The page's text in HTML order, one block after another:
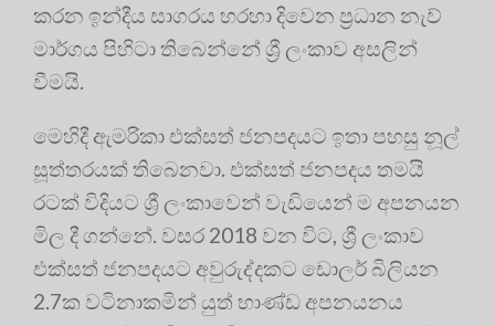
කරන ඉන්දීය සාගරය හරහා දිවෙන ප්‍රධාන නැව්
මාර්ගය පිහිටා තිබෙන්නේ ශ්‍රී ලංකාව අසලින්
වීමයි.
මෙහිදී ඇමරිකා එක්සත් ජනපදයට ඉතා පහසු නූල්
සූත්තරයක් තිබෙනවා. එක්සත් ජනපදය තමයි
රටක් විදියට ශ්‍රී ලංකාවෙන් වැඩියෙන් ම අපනයන
මිල දී ගන්නේ. වසර 2018 වන විට, ශ්‍රී ලංකාව
එක්සත් ජනපදයට අවුරුද්දකට ඩොලර් බිලියන
2.7ක වටිනාකමින් යුත් භාණ්ඩ අපනයනය